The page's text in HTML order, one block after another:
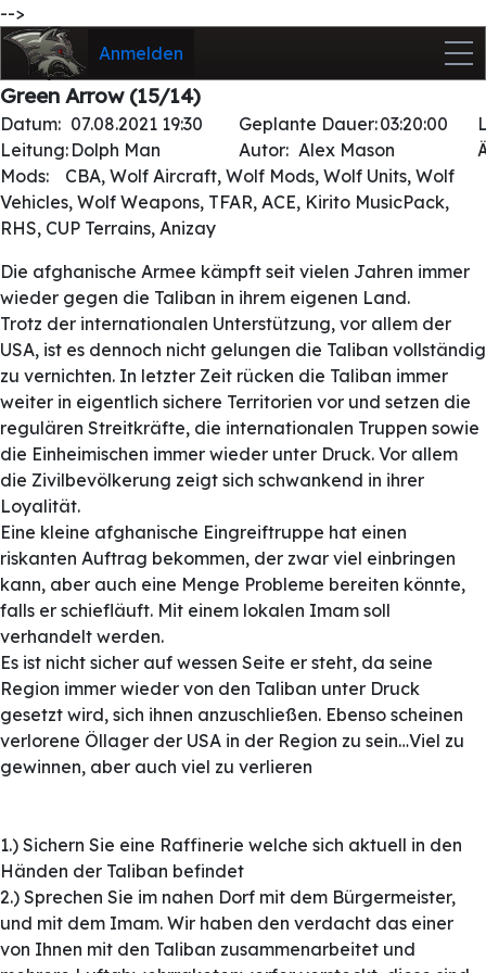
-->
Anmelden
Green Arrow (15/14)
Datum: 07.08.2021 19:30 Geplante Dauer:03:20:00
Leitung: Dolph Man Autor: Alex Mason
Mods:
CBA, Wolf Aircraft, Wolf Mods, Wolf Units, Wolf
Vehicles, Wolf Weapons, TFAR, ACE, Kirito MusicPack,
RHS, CUP Terrains, Anizay
Die afghanische Armee kämpft seit vielen Jahren immer
wieder gegen die Taliban in ihrem eigenen Land.
Trotz der internationalen Unterstützung, vor allem der
USA, ist es dennoch nicht gelungen die Taliban vollständig
zu vernichten. In letzter Zeit rücken die Taliban immer
weiter in eigentlich sichere Territorien vor und setzen die
regulären Streitkräfte, die internationalen Truppen sowie
die Einheimischen immer wieder unter Druck. Vor allem
die Zivilbevölkerung zeigt sich schwankend in ihrer
Loyalität.
Eine kleine afghanische Eingreiftruppe hat einen
riskanten Auftrag bekommen, der zwar viel einbringen
kann, aber auch eine Menge Probleme bereiten könnte,
falls er schiefläuft. Mit einem lokalen Imam soll
verhandelt werden.
Es ist nicht sicher auf wessen Seite er steht, da seine
Region immer wieder von den Taliban unter Druck
gesetzt wird, sich ihnen anzuschließen. Ebenso scheinen
verlorene Öllager der USA in der Region zu sein…Viel zu
gewinnen, aber auch viel zu verlieren
1.) Sichern Sie eine Raffinerie welche sich aktuell in den
Händen der Taliban befindet
2.) Sprechen Sie im nahen Dorf mit dem Bürgermeister,
und mit dem Imam. Wir haben den verdacht das einer
von Ihnen mit den Taliban zusammenarbeitet und